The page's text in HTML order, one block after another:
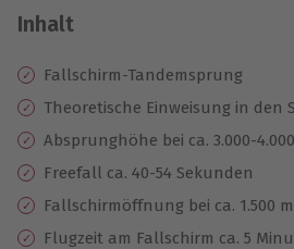
3 Jahre gültig & verlängerbar.
Inhalt
Fallschirm-Tandemsprung
Theoretische Einweisung in den
Absprunghöhe bei ca. 3.000-
Freefall ca. 40-54 Sekunden
Fallschirmöffnung bei ca. 1.500 m
Flugzeit am Fallschirm ca. 5